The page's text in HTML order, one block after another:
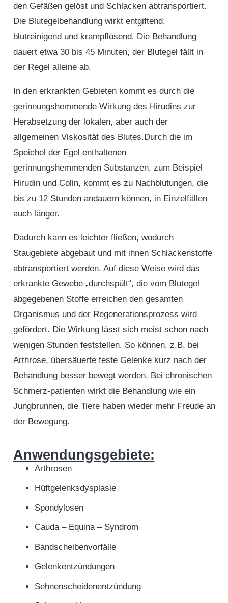
den Gefäßen gelöst und Schlacken abtransportiert.
Die Blutegelbehandlung wirkt entgiftend,
blutreinigend und krampflösend. Die Behandlung
dauert etwa 30 bis 45 Minuten, der Blutegel fällt in
der Regel alleine ab.
In den erkrankten Gebieten kommt es durch die
gerinnungshemmende Wirkung des Hirudins zur
Herabsetzung der lokalen, aber auch der
allgemeinen Viskosität des Blutes.Durch die im
Speichel der Egel enthaltenen
gerinnungshemmenden Substanzen, zum Beispiel
Hirudin und Colin, kommt es zu Nachblutungen, die
bis zu 12 Stunden andauern können, in Einzelfällen
auch länger.
Dadurch kann es leichter fließen, wodurch
Staugebiete abgebaut und mit ihnen Schlackenstoffe
abtransportiert werden. Auf diese Weise wird das
erkrankte Gewebe „durchspült“, die vom Blutegel
abgegebenen Stoffe erreichen den gesamten
Organismus und der Regenerationsprozess wird
gefördert. Die Wirkung lässt sich meist schon nach
wenigen Stunden feststellen. So können, z.B. bei
Arthrose, übersäuerte feste Gelenke kurz nach der
Behandlung besser bewegt werden. Bei chronischen
Schmerz-patienten wirkt die Behandlung wie ein
Jungbrunnen, die Tiere haben wieder mehr Freude an
der Bewegung.
Anwendungsgebiete:
Arthrosen
Hüftgelenksdysplasie
Spondylosen
Cauda – Equina – Syndrom
Bandscheibenvorfälle
Gelenkentzündungen
Sehnenscheidenentzündung